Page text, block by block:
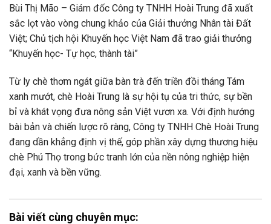
Bùi Thị Mão – Giám đốc Công ty TNHH Hoài Trung đã xuất
sắc lọt vào vòng chung khảo của Giải thưởng Nhân tài Đất
Việt; Chủ tịch hội Khuyến học Việt Nam đã trao giải thưởng
“Khuyến học- Tự học, thành tài”
Từ ly chè thơm ngát giữa bàn trà đến triền đồi tháng Tám
xanh mướt, chè Hoài Trung là sự hội tụ của tri thức, sự bền
bỉ và khát vọng đưa nông sản Việt vươn xa. Với định hướng
bài bản và chiến lược rõ ràng, Công ty TNHH Chè Hoài Trung
đang dần khẳng định vị thế, góp phần xây dựng thương hiệu
chè Phú Thọ trong bức tranh lớn của nền nông nghiệp hiện
đại, xanh và bền vững.
Bài viết cùng chuyên mục: